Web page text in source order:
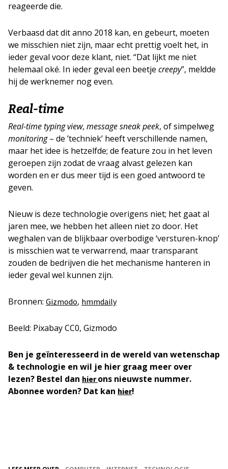
reageerde die.
Verbaasd dat dit anno 2018 kan, en gebeurt, moeten
we misschien niet zijn, maar echt prettig voelt het, in
ieder geval voor deze klant, niet. “Dat lijkt me niet
helemaal oké. In ieder geval een beetje creepy”, meldde
hij de werknemer nog even.
Real-time
Real-time typing view, message sneak peek, of simpelweg
monitoring– de ’techniek’ heeft verschillende namen,
maar het idee is hetzelfde; de feature zou in het leven
geroepen zijn zodat de vraag alvast gelezen kan
worden en er dus meer tijd is een goed antwoord te
geven.
Nieuw is deze technologie overigens niet; het gaat al
jaren mee, we hebben het alleen niet zo door. Het
weghalen van de blijkbaar overbodige ‘versturen-knop’
is misschien wat te verwarrend, maar transparant
zouden de bedrijven die het mechanisme hanteren in
ieder geval wel kunnen zijn.
Bronnen: Gizmodo, hmmdaily
Beeld: Pixabay CC0, Gizmodo
Ben je geïnteresseerd in de wereld van wetenschap
& technologie en wil je hier graag meer over
lezen? Bestel dan hierons nieuwste nummer.
Abonnee worden? Dat kan hier!